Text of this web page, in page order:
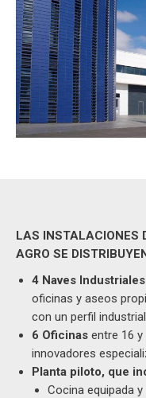
LAS INSTALACIONES
AGRO SE
4 Naves Industriales
oficinas y aseos
con un perfil industrial
6 Oficinas entre 16 y
innovadores
Planta piloto, que
Cocina equipada